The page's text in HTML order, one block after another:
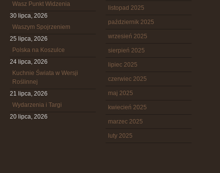
Wasz Punkt Widzenia
30 lipca, 2026
Waszym Spojrzeniem
25 lipca, 2026
Polska na Koszulce
24 lipca, 2026
Kuchnie Świata w Wersji
Roślinnej
21 lipca, 2026
Wydarzenia i Targi
20 lipca, 2026
listopad 2025
październik 2025
wrzesień 2025
sierpień 2025
lipiec 2025
czerwiec 2025
maj 2025
kwiecień 2025
marzec 2025
luty 2025